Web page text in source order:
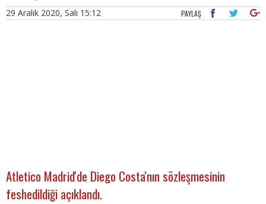
29 Aralık 2020, Salı 15:12 PAYLAŞ
Atletico Madrid'de Diego Costa'nın sözleşmesinin
feshedildiği açıklandı.